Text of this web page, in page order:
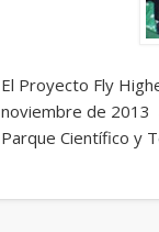
El Proyecto Fly
noviembre de 2013
Parque Científico y